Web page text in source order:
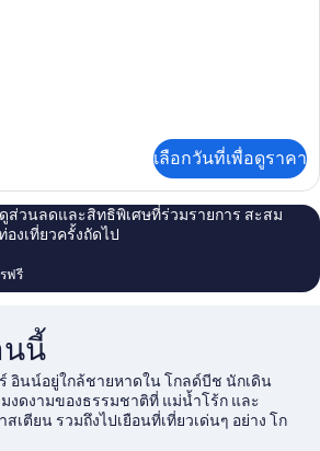
เลือกวันที่เพื่อดูราคา
ส่วนลดและสิทธิพิเศษที่ร่วมรายการ สะสม
องเที่ยวครั้งถัดไป
ฟรี
นนี้
อินน์อยู่ใกล้ชายหาดใน โกลด์บีช นักเดิน
งดงามของธรรมชาติที่ แม่น้ำโร้ก และ
เตียน รวมถึงไปเยือนที่เที่ยวเด่นๆ อย่าง โก
ประวัติศาสตร์ จดไว้ว่าต้องไม่พลาดกิจกร